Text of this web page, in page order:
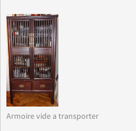
Armoire vide a transporter